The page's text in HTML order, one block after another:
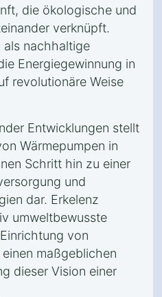
die ökologische und
verknüpft.
als nachhaltige
Energiegewinnung in
revolutionäre Weise
Entwicklungen stellt
Wärmepumpen in
Schritt hin zu einer
und
dar. Erkelenz
umweltbewusste
von
maßgeblichen
dieser Vision einer